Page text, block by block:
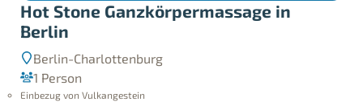
Hot Stone Ganzkörpermassage in
Berlin
Berlin-Charlottenburg
1 Person
Einbezug von Vulkangestein